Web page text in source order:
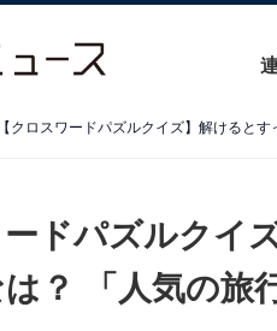
【クロスワードパズルクイズ】解けると
ードパズルクイ
？ 「人気の旅